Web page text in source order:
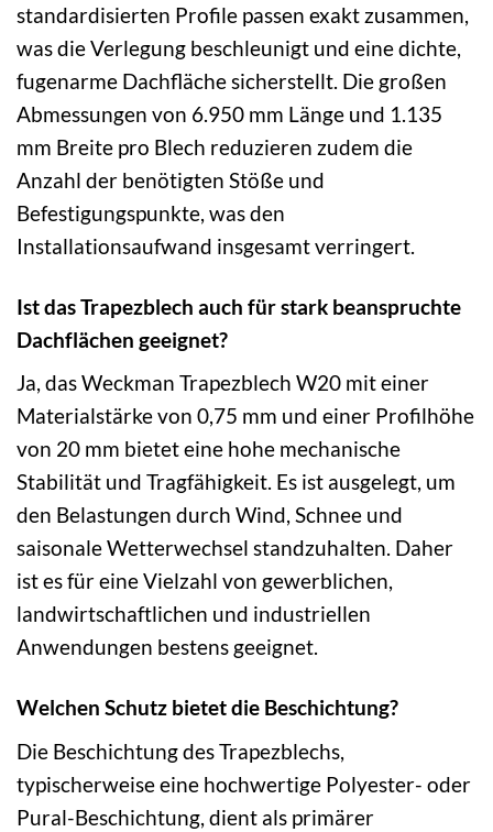
standardisierten Profile passen exakt zusammen,
was die Verlegung beschleunigt und eine dichte,
fugenarme Dachfläche sicherstellt. Die großen
Abmessungen von 6.950 mm Länge und 1.135
mm Breite pro Blech reduzieren zudem die
Anzahl der benötigten Stöße und
Befestigungspunkte, was den
Installationsaufwand insgesamt verringert.
Ist das Trapezblech auch für stark beanspruchte
Dachflächen geeignet?
Ja, das Weckman Trapezblech W20 mit einer
Materialstärke von 0,75 mm und einer Profilhöhe
von 20 mm bietet eine hohe mechanische
Stabilität und Tragfähigkeit. Es ist ausgelegt, um
den Belastungen durch Wind, Schnee und
saisonale Wetterwechsel standzuhalten. Daher
ist es für eine Vielzahl von gewerblichen,
landwirtschaftlichen und industriellen
Anwendungen bestens geeignet.
Welchen Schutz bietet die Beschichtung?
Die Beschichtung des Trapezblechs,
typischerweise eine hochwertige Polyester- oder
Pural-Beschichtung, dient als primärer